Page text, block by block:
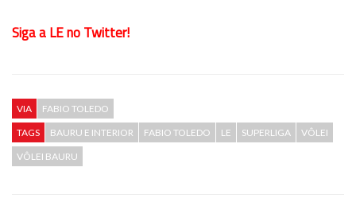
Siga a LE no Twitter!
VIA
FABIO TOLEDO
TAGS
BAURU E INTERIOR FABIO TOLEDO LE SUPERLIGA
VÔLEI
VÔLEI BAURU